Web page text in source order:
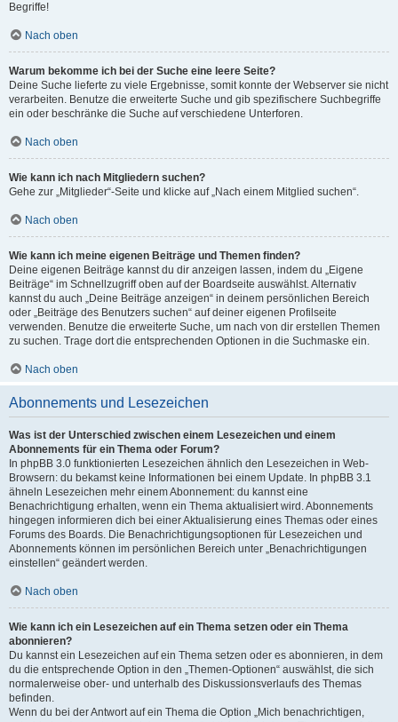
Begriffe!
Nach oben
Warum bekomme ich bei der Suche eine leere Seite?
Deine Suche lieferte zu viele Ergebnisse, somit konnte der Webserver sie nicht
verarbeiten. Benutze die erweiterte Suche und gib spezifischere Suchbegriffe
ein oder beschränke die Suche auf verschiedene Unterforen.
Nach oben
Wie kann ich nach Mitgliedern suchen?
Gehe zur „Mitglieder“-Seite und klicke auf „Nach einem Mitglied suchen“.
Nach oben
Wie kann ich meine eigenen Beiträge und Themen finden?
Deine eigenen Beiträge kannst du dir anzeigen lassen, indem du „Eigene
Beiträge“ im Schnellzugriff oben auf der Boardseite auswählst. Alternativ
kannst du auch „Deine Beiträge anzeigen“ in deinem persönlichen Bereich
oder „Beiträge des Benutzers suchen“ auf deiner eigenen Profilseite
verwenden. Benutze die erweiterte Suche, um nach von dir erstellen Themen
zu suchen. Trage dort die entsprechenden Optionen in die Suchmaske ein.
Nach oben
Abonnements und Lesezeichen
Was ist der Unterschied zwischen einem Lesezeichen und einem
Abonnements für ein Thema oder Forum?
In phpBB 3.0 funktionierten Lesezeichen ähnlich den Lesezeichen in Web-
Browsern: du bekamst keine Informationen bei einem Update. In phpBB 3.1
ähneln Lesezeichen mehr einem Abonnement: du kannst eine
Benachrichtigung erhalten, wenn ein Thema aktualisiert wird. Abonnements
hingegen informieren dich bei einer Aktualisierung eines Themas oder eines
Forums des Boards. Die Benachrichtigungsoptionen für Lesezeichen und
Abonnements können im persönlichen Bereich unter „Benachrichtigungen
einstellen“ geändert werden.
Nach oben
Wie kann ich ein Lesezeichen auf ein Thema setzen oder ein Thema
abonnieren?
Du kannst ein Lesezeichen auf ein Thema setzen oder es abonnieren, in dem
du die entsprechende Option in den „Themen-Optionen“ auswählst, die sich
normalerweise ober- und unterhalb des Diskussionsverlaufs des Themas
befinden.
Wenn du bei der Antwort auf ein Thema die Option „Mich benachrichtigen,